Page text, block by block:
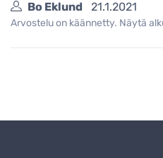
Bo Eklund
21.1.2021
Arvostelu on käännetty. Näytä